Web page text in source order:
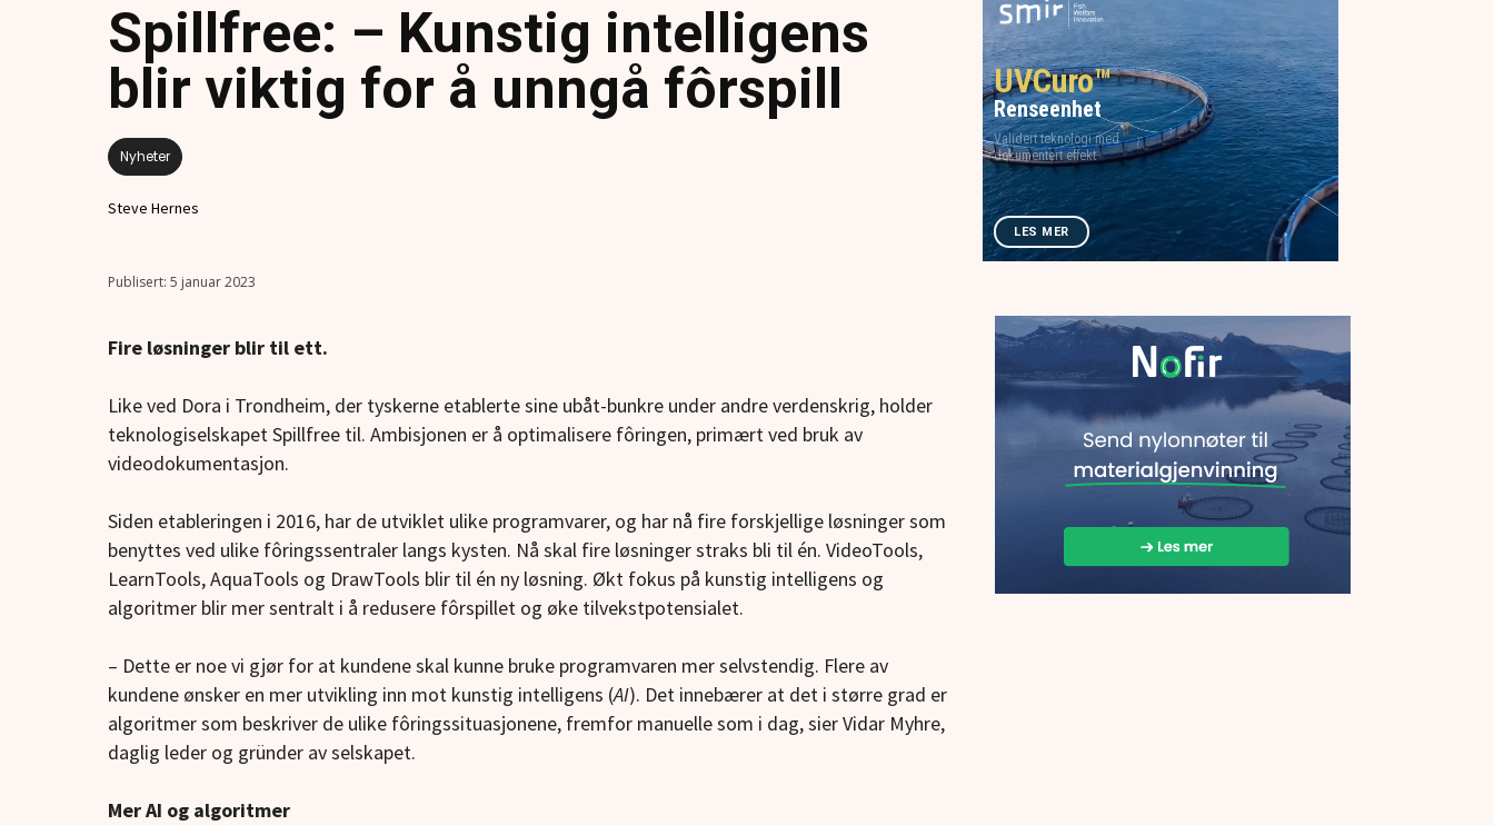
Spillfree: – Kunstig intelligens
blir viktig for å unngå fôrspill
Nyheter
Steve Hernes
5 januar 2023
Fire løsninger blir til ett.
Like ved Dora i Trondheim, der tyskerne etablerte sine ubåt-bunkre under andre verdenskrig, holder
teknologiselskapet Spillfree til. Ambisjonen er å optimalisere fôringen, primært ved bruk av
videodokumentasjon.
Siden etableringen i 2016, har de utviklet ulike programvarer, og har nå fire forskjellige løsninger som
benyttes ved ulike fôringssentraler langs kysten. Nå skal fire løsninger straks bli til én. VideoTools,
LearnTools, AquaTools og DrawTools blir til én ny løsning. Økt fokus på kunstig intelligens og
algoritmer blir mer sentralt i å redusere fôrspillet og øke tilvekstpotensialet.
– Dette er noe vi gjør for at kundene skal kunne bruke programvaren mer selvstendig. Flere av
kundene ønsker en mer utvikling inn mot kunstig intelligens (AI). Det innebærer at det i større grad er
algoritmer som beskriver de ulike fôringssituasjonene, fremfor manuelle som i dag, sier Vidar Myhre,
daglig leder og gründer av selskapet.
Mer AI og algoritmer